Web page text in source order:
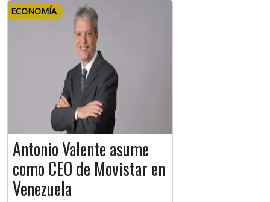
ECONOMÍA
Antonio Valente asume
como CEO de Movistar en
Venezuela